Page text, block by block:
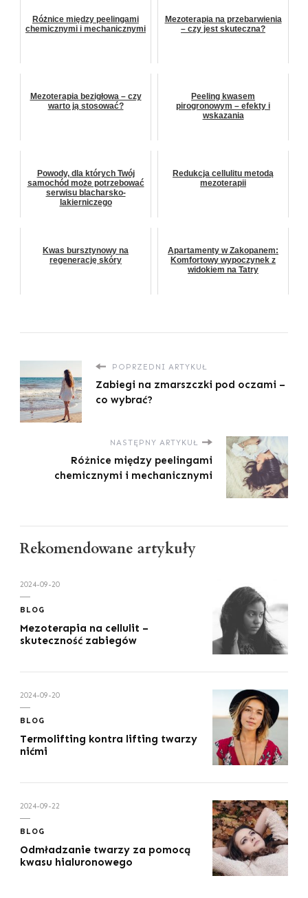
Różnice między peelingami
chemicznymi i mechanicznymi
Mezoterapia na przebarwienia
– czy jest skuteczna?
Mezoterapia bezigłowa – czy
warto ją stosować?
Peeling kwasem
pirogronowym – efekty i
wskazania
Powody, dla których Twój
samochód może potrzebować
serwisu blacharsko-
lakierniczego
Redukcja cellulitu metodą
mezoterapii
Kwas bursztynowy na
regenerację skóry
Apartamenty w Zakopanem:
Komfortowy wypoczynek z
widokiem na Tatry
POPRZEDNI ARTYKUŁ
Zabiegi na zmarszczki pod oczami –
co wybrać?
NASTĘPNY ARTYKUŁ
Różnice między peelingami
chemicznymi i mechanicznymi
Rekomendowane artykuły
2024-09-20
BLOG
Mezoterapia na cellulit –
skuteczność zabiegów
2024-09-20
BLOG
Termolifting kontra lifting twarzy
nićmi
2024-09-22
BLOG
Odmładzanie twarzy za pomocą
kwasu hialuronowego